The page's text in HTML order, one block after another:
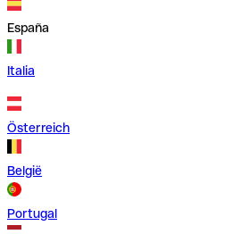
España
Italia
Österreich
België
Portugal